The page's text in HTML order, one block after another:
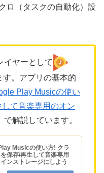
ロ（タスクの自動化）設
イヤーとして
。アプリの基本的
Play Musicの使い
て音楽専用のオン
で解説しています。
Musicの使い方! クラ
保存/再生して音楽専用
ンストレージにしよう